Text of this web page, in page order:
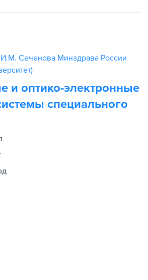
Сеченова Минздрава России
и оптико-электронные
специального